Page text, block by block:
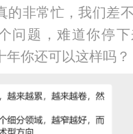
的非常忙，我们差
问题，难道你停
年你还可以这样吗？